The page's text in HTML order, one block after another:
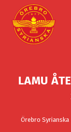
LAMU
Örebro Syrianska